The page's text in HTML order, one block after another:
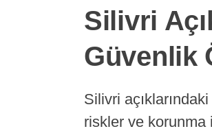
Silivri
Güvenlik
Silivri
riskler ve korunma